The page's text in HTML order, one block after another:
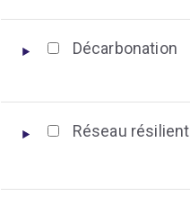
Décarbonation
Réseau résilient